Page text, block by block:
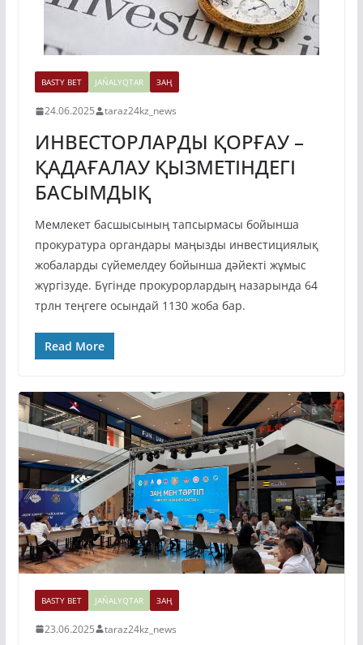
BASTY BET JAŃALYQTAR ЗАҢ
24.06.2025 taraz24kz_news
ИНВЕСТОРЛАРДЫ ҚОРҒАУ –
ҚАДАҒАЛАУ ҚЫЗМЕТІНДЕГІ
БАСЫМДЫҚ
Мемлекет басшысының тапсырмасы бойынша
прокуратура органдары маңызды инвестициялық
жобаларды сүйемелдеу бойынша дәйекті жұмыс
жүргізуде. Бүгінде прокурорлардың назарында 64
трлн теңгеге осындай 1130 жоба бар.
Read More
BASTY BET JAŃALYQTAR ЗАҢ
23.06.2025 taraz24kz_news